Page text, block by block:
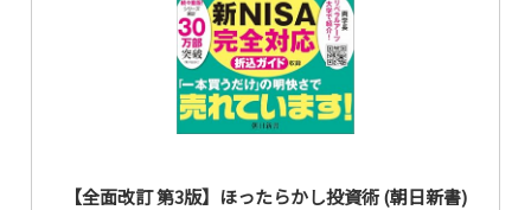
【全面改訂 第3版】ほったらかし投資術 (朝日新書)